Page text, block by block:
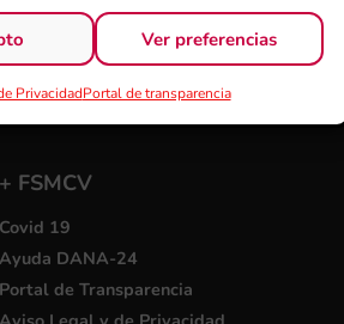
Ver preferencias
PrivacidadPortal de transparencia
+ FSMCV
Covid 19
Ayuda DANA-24
Portal de Transparencia